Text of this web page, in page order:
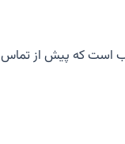
است که پیش از